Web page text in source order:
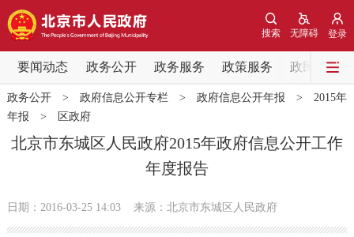
登录
无障碍
搜索
要闻动态 政务公开 政务服务 政策服务 政民互动
要闻动态
党中央精神 国务院信息 中央部委动态
北京要闻 会议信息 部门动态
政务公开> 政府信息公开专栏> 政府信息公开年报 > 2015年
年报 > 区政府
北京市东城区人民政府2015年政府信息公开工作
年度报告
日期：2016-03-25 14:03 来源：北京市东城区人民政府